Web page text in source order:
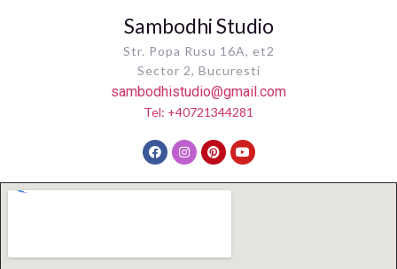
Sambodhi Studio
Str. Popa Rusu 16A, et2
Sector 2, Bucuresti
sambodhistudio@gmail.com
Tel: +40721344281